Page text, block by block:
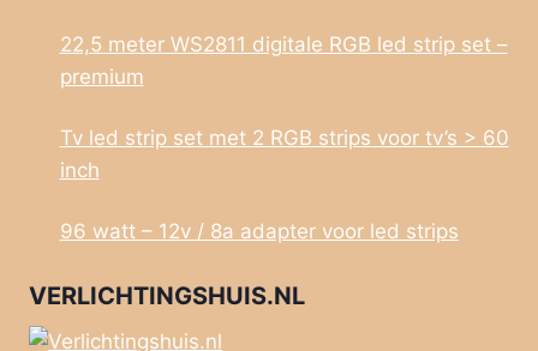
22,5 meter WS2811 digitale RGB led strip set –
premium
Tv led strip set met 2 RGB strips voor tv’s > 60
inch
96 watt – 12v / 8a adapter voor led strips
VERLICHTINGSHUIS.NL